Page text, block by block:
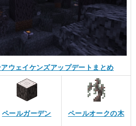
ウェイケンズアップデートまとめ
ペールガーデン ペールオークの木